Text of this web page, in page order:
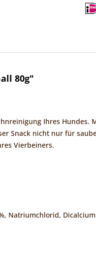
80g"
Ihres Hundes.
Snack nicht nur für
Vierbeiners.
Natriumchlorid,